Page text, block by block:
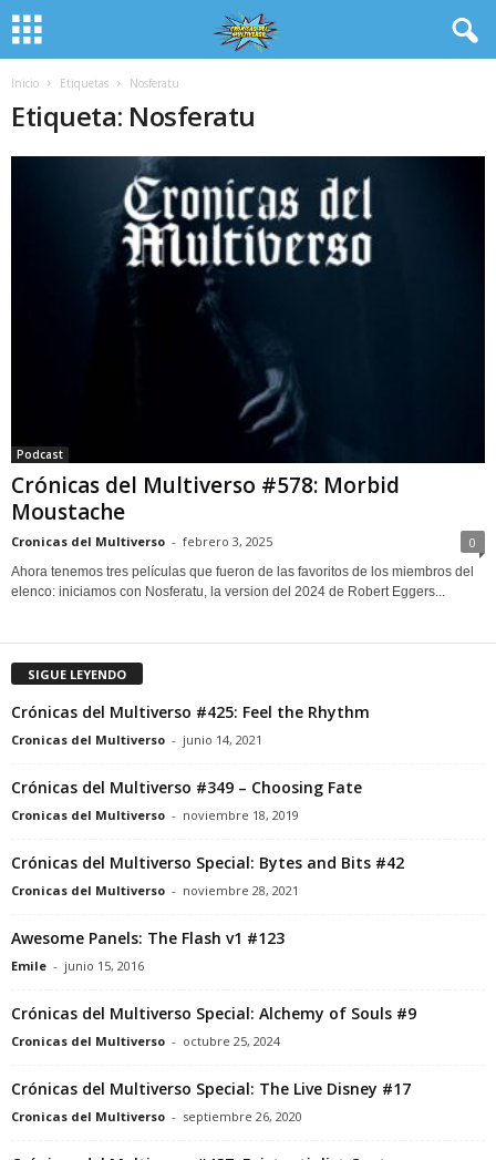
Inicio Etiquetas Nosferatu
Etiqueta: Nosferatu
Podcast
Crónicas del Multiverso #578: Morbid
Moustache
Cronicas del Multiverso - febrero 3, 2025 0
Ahora tenemos tres películas que fueron de las favoritos de los miembros del
elenco: iniciamos con Nosferatu, la version del 2024 de Robert Eggers...
SIGUE LEYENDO
Crónicas del Multiverso #425: Feel the Rhythm
Cronicas del Multiverso - junio 14, 2021
Crónicas del Multiverso #349 – Choosing Fate
Cronicas del Multiverso - noviembre 18, 2019
Crónicas del Multiverso Special: Bytes and Bits #42
Cronicas del Multiverso - noviembre 28, 2021
Awesome Panels: The Flash v1 #123
Emile - junio 15, 2016
Crónicas del Multiverso Special: Alchemy of Souls #9
Cronicas del Multiverso - octubre 25, 2024
Crónicas del Multiverso Special: The Live Disney #17
Cronicas del Multiverso - septiembre 26, 2020